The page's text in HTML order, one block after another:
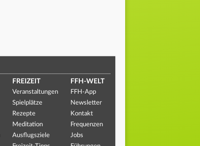
FREIZEIT
Veranstaltungen
Spielplätze
Rezepte
Meditation
Ausflugsziele
FFH-WELT
FFH-App
Newsletter
Kontakt
Frequenzen
Jobs